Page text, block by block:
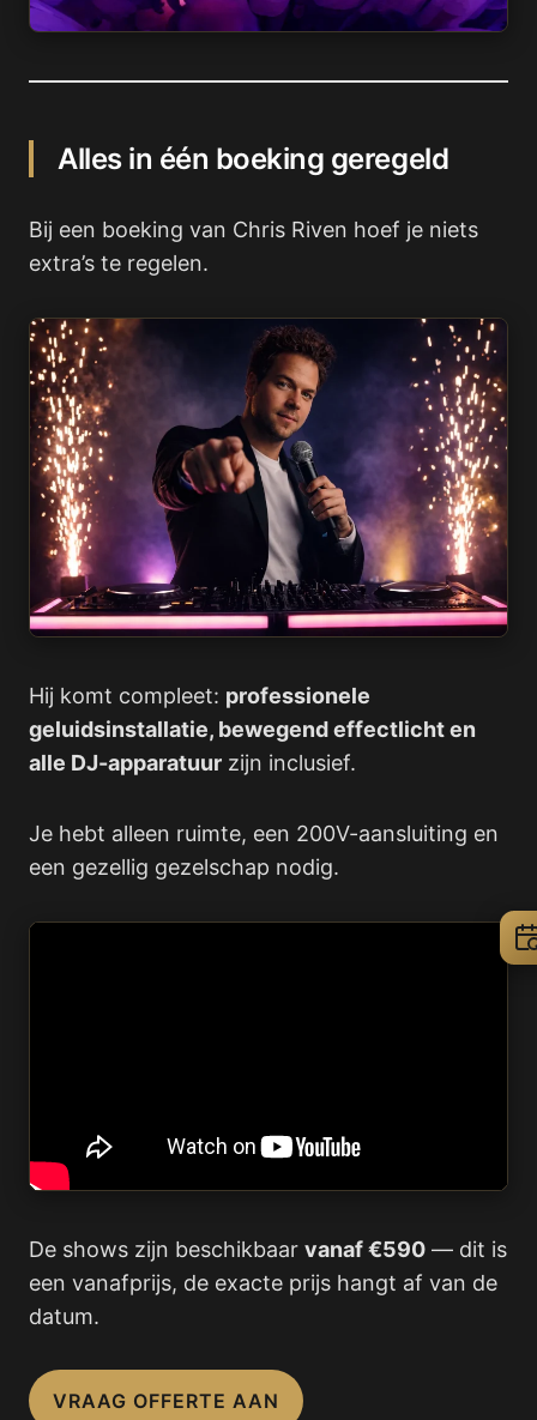
Alles in één boeking geregeld
Bij een boeking van Chris Riven hoef je niets
extra’s te regelen.
Hij komt compleet: professionele
geluidsinstallatie, bewegend effectlicht en
alle DJ-apparatuur zijn inclusief.
Je hebt alleen ruimte, een 200V-aansluiting en
een gezellig gezelschap nodig.
De shows zijn beschikbaar vanaf €590 — dit is
een vanafprijs, de exacte prijs hangt af van de
datum.
VRAAG OFFERTE AAN